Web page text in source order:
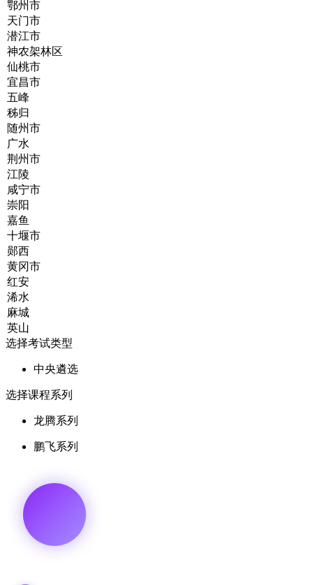
选择考试类型
中央遴选
选择课程系列
龙腾系列
鹏飞系列